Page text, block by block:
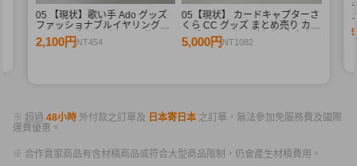
05 【現状】歌い手 Ado グッズ
ファッショナブルイヤリング
2ndライブ カムパネルラ 他
2,100円 NT454
05【現状】 カードキャプターさ
くら CC グッズ まとめ売り カー
ドダス マスターズ 初版 木之本
桜 少狼 他
5,000円 NT1082
※ 超過 48小時 外付款之訂單及 日本寄日本 之訂單，無法參加免服務費及國際
運費優惠。
※ 合作賣家商品有含材積商品或符合大型商品限制，仍會產生材積費用。